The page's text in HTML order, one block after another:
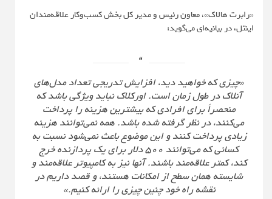
«رابرت هالاک»، معاون رئیس و مدیر کل بخش کسب‌وکار علاقه‌مندان
اینتل، در بیانیه‌ای می‌گوید:
«چیزی که خواهید دید، افزایش تدریجی تعداد مدل‌های
آنلاک در طول زمان است. اورکلاک نباید ویژگی باشد که
منحصراً برای افرادی که بیشترین هزینه را پرداخت
می‌کنند، در نظر گرفته شده باشد. همه نمی‌توانند هزینه
زیادی پرداخت کنند و این موضوع باعث نمی‌شود نسبت به
کسانی که می‌توانند ۵۰۰ دلار برای یک پردازنده خرج
کند، کمتر علاقه‌مند باشند. آنها نیز به کامپیوتر علاقه‌مند و
شایسته همان سطح از امکانات هستند، و قصد داریم در
نقشه راه خود چنین چیزی را ارائه کنیم.»